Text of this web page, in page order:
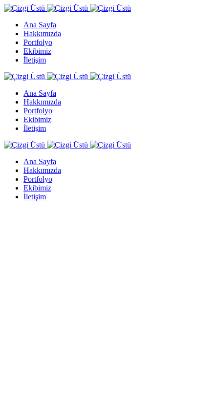
Ana Sayfa
Hakkımızda
Portfolyo
Ekibimiz
İletişim
Ana Sayfa
Hakkımızda
Portfolyo
Ekibimiz
İletişim
Ana Sayfa
Hakkımızda
Portfolyo
Ekibimiz
İletişim